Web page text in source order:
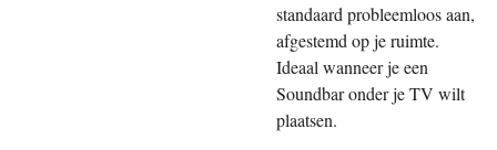
standaard probleemloos aan,
afgestemd op je ruimte.
Ideaal wanneer je een
Soundbar onder je TV wilt
plaatsen.